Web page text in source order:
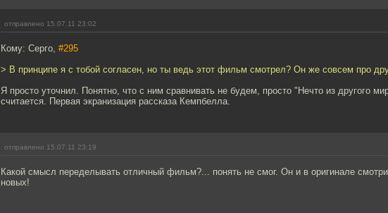
отправлено 15.07.11 23:02
Кому: Серго, #295
> В принципе я с тобой согласен, но ты ведь этот фильм смотрел? Он же совсем про
Я просто уточнил. Понятно, что с ним сравнивать не будем, просто "Нечто из другого
считается. Первая экранизация рассказа Кемпбелла.
отправлено 15.07.11 23:19
Какой смысл переделывать отличный фильм?... понять не смог. Он и в оригинале
новых!